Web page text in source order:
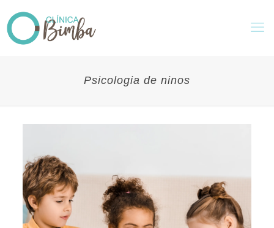
Psicologia de ninos